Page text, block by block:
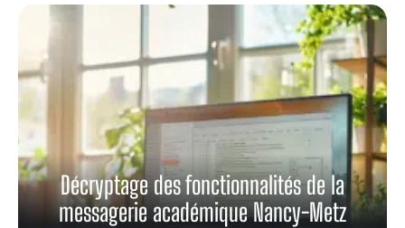
Décryptage des fonctionnalités de la
messagerie académique Nancy-Metz